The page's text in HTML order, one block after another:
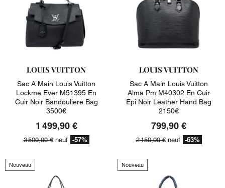
LOUIS VUITTON
Sac A Main Louis Vuitton
Lockme Ever M51395 En
Cuir Noir Bandouliere Bag
3500€
1 499,90 €
3 500,00 €neuf -57%
LOUIS VUITTON
Sac A Main Louis Vuitton
Alma Pm M40302 En Cuir
Epi Noir Leather Hand Bag
2150€
799,90 €
2 150,00 €neuf -63%
Nouveau Nouveau